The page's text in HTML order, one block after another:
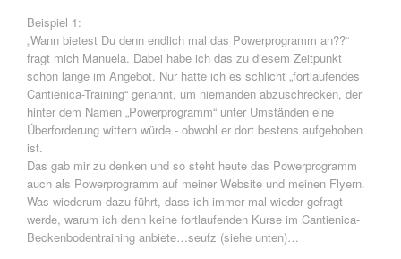
Beispiel 1:
„Wann bietest Du denn endlich mal das Powerprogramm an??“
fragt mich Manuela. Dabei habe ich das zu diesem Zeitpunkt
schon lange im Angebot. Nur hatte ich es schlicht „fortlaufendes
Cantienica-Training“ genannt, um niemanden abzuschrecken, der
hinter dem Namen „Powerprogramm“ unter Umständen eine
Überforderung wittern würde - obwohl er dort bestens aufgehoben
ist.
Das gab mir zu denken und so steht heute das Powerprogramm
auch als Powerprogramm auf meiner Website und meinen Flyern.
Was wiederum dazu führt, dass ich immer mal wieder gefragt
werde, warum ich denn keine fortlaufenden Kurse im Cantienica-
Beckenbodentraining anbiete…seufz (siehe unten)…